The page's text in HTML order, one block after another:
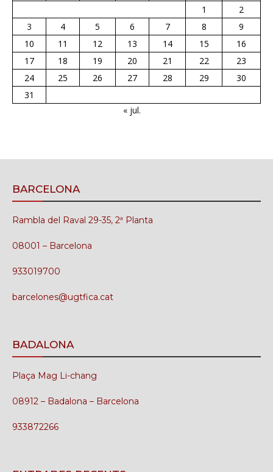
1
2
3
4 5 6 7 8
9
10
11 12 13 14 15
16
17
18 19 20 21 22
23
24
25 26 27 28 29
30
31
« jul.
BARCELONA
Rambla del Raval 29-35, 2ª Planta
08001 – Barcelona
933019700
barcelones@ugtfica.cat
BADALONA
Plaça Mag Li-chang
08912 – Badalona – Barcelona
933872266